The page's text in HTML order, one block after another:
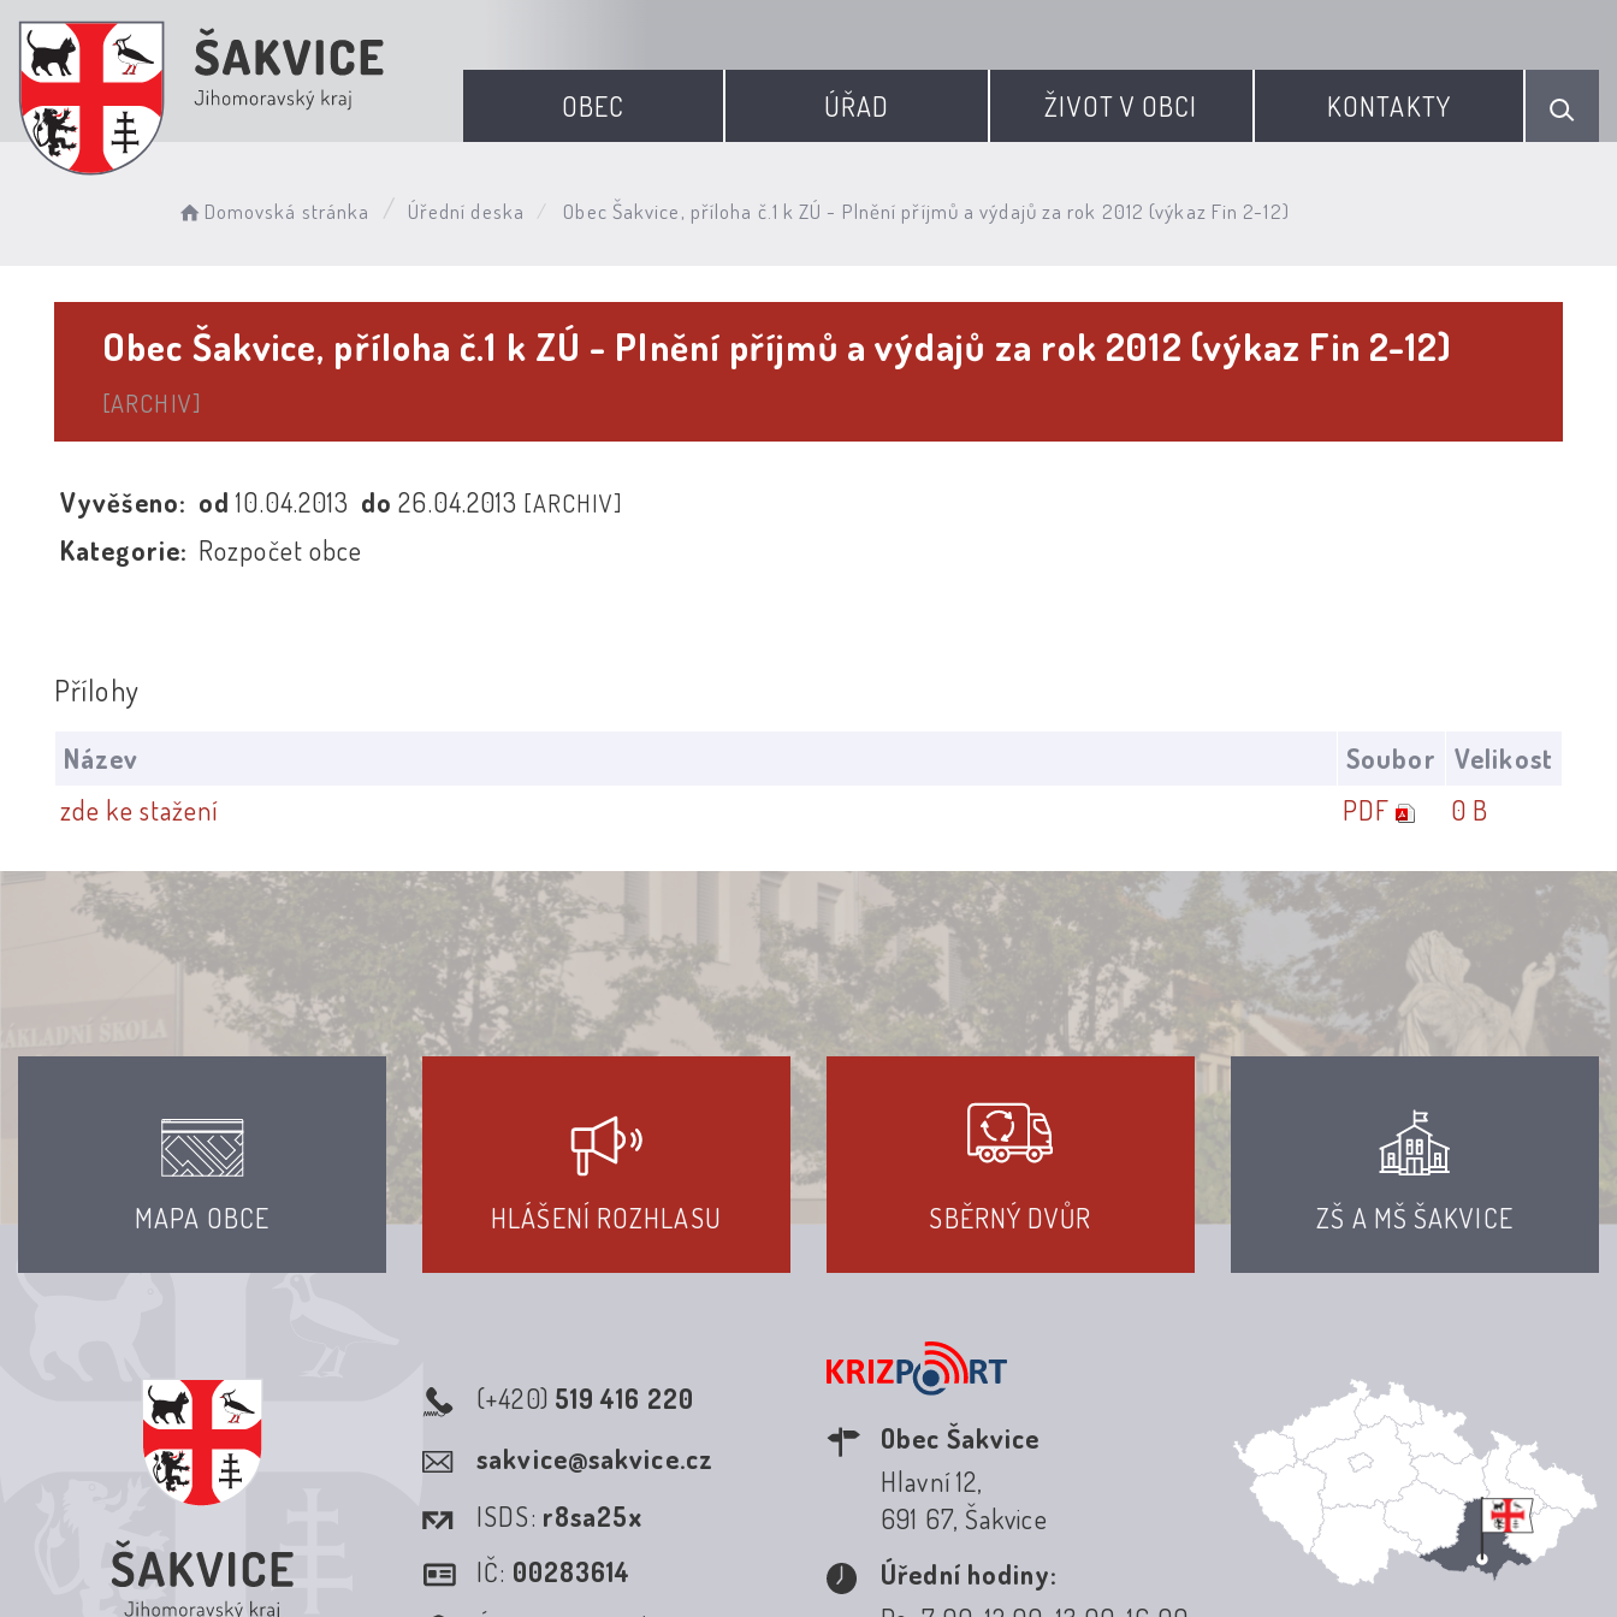
OBEC ÚŘAD ŽIVOT V OBCI KONTAKTY
Domovská stránka Úřední deska Obec Šakvice, příloha č.1 k ZÚ - Plnění příjmů a výdajů za rok 2012 (výkaz Fin 2-12)
Obec Šakvice, příloha č.1 k ZÚ - Plnění příjmů a výdajů za rok 2012 (výkaz Fin 2-12)
[ARCHIV]
Vyvěšeno: od10.04.2013 do26.04.2013 [ARCHIV]
Kategorie: Rozpočet obce
Přílohy
Název Soubor
Velikost
zde ke stažení
PDF 0 B
MAPA OBCE HLÁŠENÍ ROZHLASU SBĚRNÝ DVŮR ZŠ A MŠ ŠAKVICE
(+420) 519 416 220
sakvice@sakvice.cz
ISDS: r8sa25x
IČ: 00283614
Obec Šakvice
Hlavní 12,
691 67, Šakvice
Úřední hodiny: